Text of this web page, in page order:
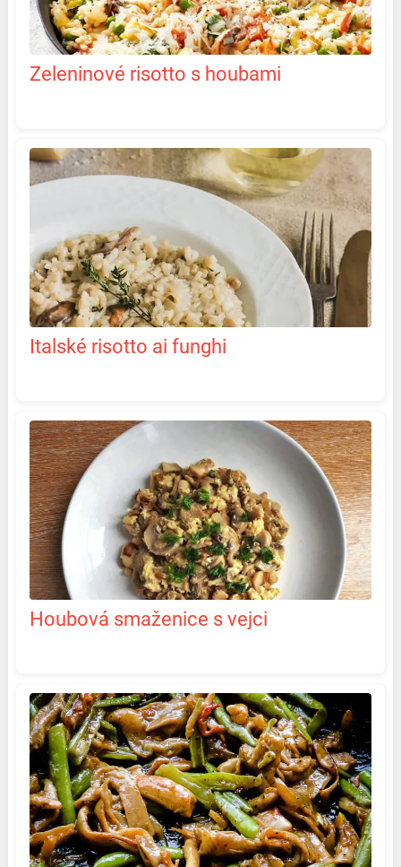
Zeleninové risotto s houbami
Italské risotto ai funghi
Houbová smaženice s vejci